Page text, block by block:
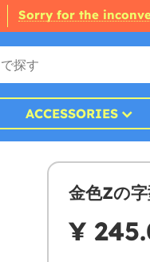
Sorry for the
ACCESSORIES
金色Zの字
¥